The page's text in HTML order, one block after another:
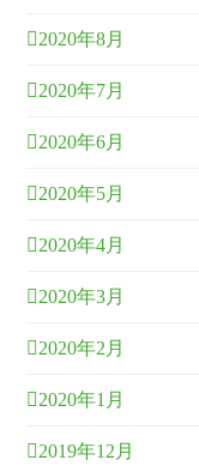
2020年8月
2020年7月
2020年6月
2020年5月
2020年4月
2020年3月
2020年2月
2020年1月
2019年12月